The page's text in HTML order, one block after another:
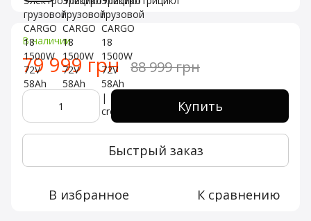
В наличии
79 999 грн 88 999 грн
Купить
Быстрый заказ
В избранное К сравнению